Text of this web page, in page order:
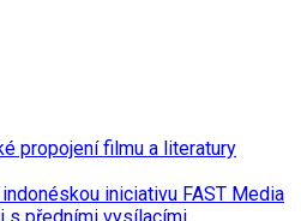
propojení filmu a literatury
iniciativu FAST Media